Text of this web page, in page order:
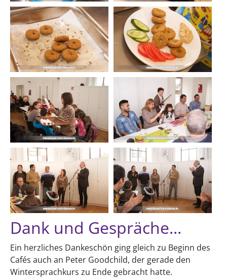
Dank und Gespräche...
Ein herzliches Dankeschön ging gleich zu Beginn des
Cafés auch an Peter Goodchild, der gerade den
Wintersprachkurs zu Ende gebracht hatte.